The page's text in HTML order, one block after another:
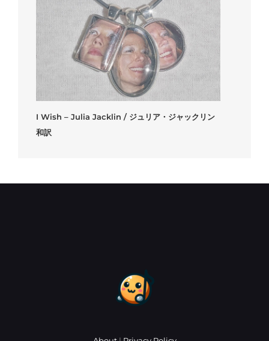
I Wish – Julia Jacklin / ジュリア・ジャックリン
和訳